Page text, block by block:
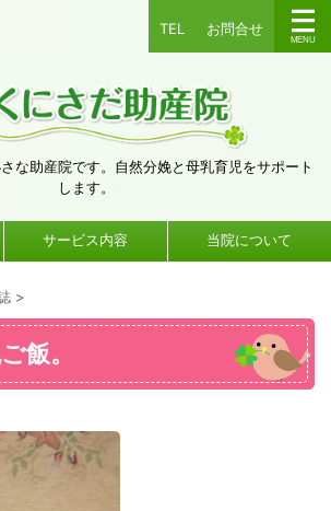
TEL お問合せ
な助産院です。自然分娩と母乳育児をサポート
します。
サービス内容 当院について
>
飯。